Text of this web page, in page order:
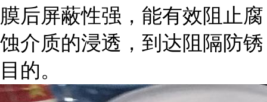
膜后屏蔽性强，能有效阻止腐
蚀介质的浸透，到达阻隔防锈
目的。